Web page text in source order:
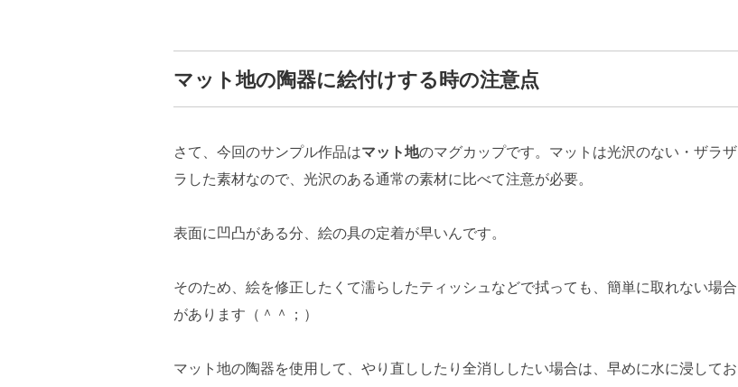
マット地の陶器に絵付けする時の注意点
さて、今回のサンプル作品はマット地のマグカップです。マットは光沢のない・ザラザ
ラした素材なので、光沢のある通常の素材に比べて注意が必要。
表面に凹凸がある分、絵の具の定着が早いんです。
そのため、絵を修正したくて濡らしたティッシュなどで拭っても、簡単に取れない場合
があります（＾＾；）
マット地の陶器を使用して、やり直ししたり全消ししたい場合は、早めに水に浸してお